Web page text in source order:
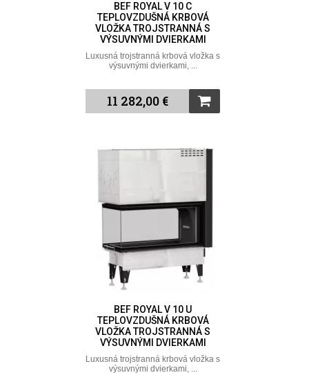
BEF ROYAL V 10 C
TEPLOVZDUŠNÁ KRBOVÁ
VLOŽKA TROJSTRANNÁ S
VÝSUVNÝMI DVIERKAMI
Luxusná trojstranná krbová vložka s
výsuvnými dvierkami, ...
11 282,00 €
BEF ROYAL V 10 U
TEPLOVZDUŠNÁ KRBOVÁ
VLOŽKA TROJSTRANNÁ S
VÝSUVNÝMI DVIERKAMI
Luxusná trojstranná krbová vložka s
výsuvnými dvierkami, ...